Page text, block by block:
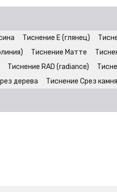
Тиснение E (глянец)
Тиснение Матте
Тиснение RAD (radiance)
дерева
Тиснение Срез камня